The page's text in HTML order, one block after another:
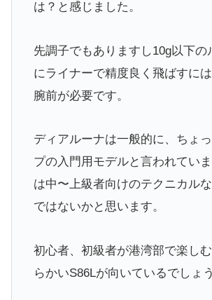
は？と感じました。
先調子でもありますし10g以下の
にライナーで精度良く飛ばすに
腕前が必要です。
ディアルーナは一般的に、ちょ
プの入門用モデルと言われてい
は中〜上級者向けのテクニカル
ではないかと思います。
初心者、初級者が港湾部で楽し
らかいS86Lが向いているでしょう